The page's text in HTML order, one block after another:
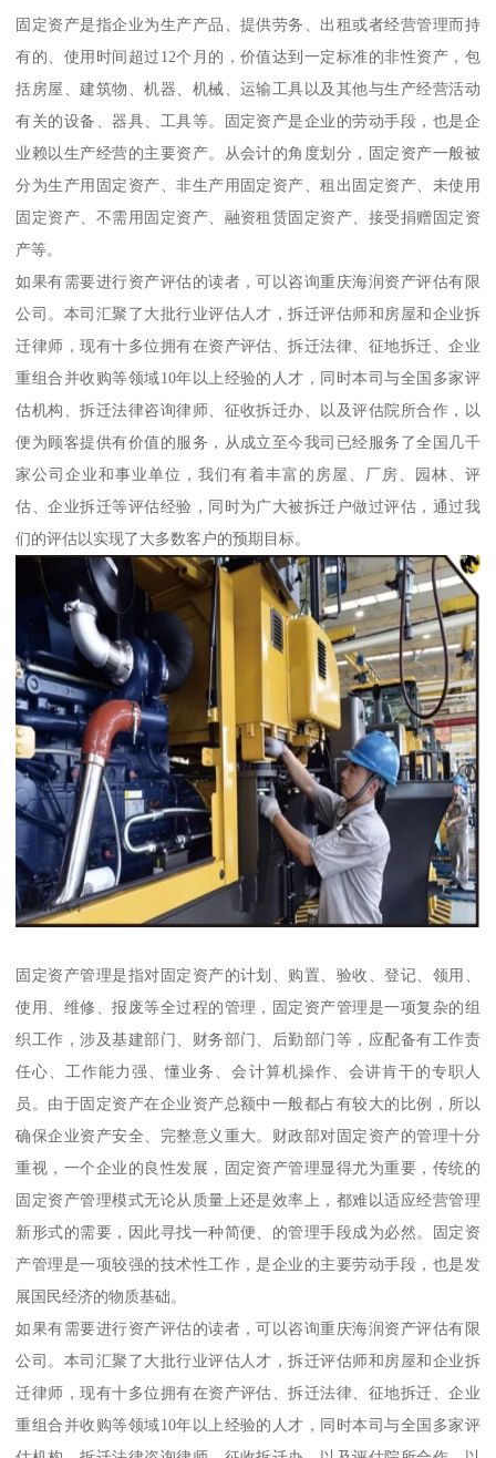
固定资产是指企业为生产产品、提供劳务、出租或者经营管理而持
有的、使用时间超过12个月的，价值达到一定标准的非性资产，包
括房屋、建筑物、机器、机械、运输工具以及其他与生产经营活动
有关的设备、器具、工具等。固定资产是企业的劳动手段，也是企
业赖以生产经营的主要资产。从会计的角度划分，固定资产一般被
分为生产用固定资产、非生产用固定资产、租出固定资产、未使用
固定资产、不需用固定资产、融资租赁固定资产、接受捐赠固定资
产等。
如果有需要进行资产评估的读者，可以咨询重庆海润资产评估有限
公司。本司汇聚了大批行业评估人才，拆迁评估师和房屋和企业拆
迁律师，现有十多位拥有在资产评估、拆迁法律、征地拆迁、企业
重组合并收购等领域10年以上经验的人才，同时本司与全国多家评
估机构、拆迁法律咨询律师、征收拆迁办、以及评估院所合作，以
便为顾客提供有价值的服务，从成立至今我司已经服务了全国几千
家公司企业和事业单位，我们有着丰富的房屋、厂房、园林、评
估、企业拆迁等评估经验，同时为广大被拆迁户做过评估，通过我
们的评估以实现了大多数客户的预期目标。
固定资产管理是指对固定资产的计划、购置、验收、登记、领用、
使用、维修、报废等全过程的管理，固定资产管理是一项复杂的组
织工作，涉及基建部门、财务部门、后勤部门等，应配备有工作责
任心、工作能力强、懂业务、会计算机操作、会讲肯干的专职人
员。由于固定资产在企业资产总额中一般都占有较大的比例，所以
确保企业资产安全、完整意义重大。财政部对固定资产的管理十分
重视，一个企业的良性发展，固定资产管理显得尤为重要，传统的
固定资产管理模式无论从质量上还是效率上，都难以适应经营管理
新形式的需要，因此寻找一种简便、的管理手段成为必然。固定资
产管理是一项较强的技术性工作，是企业的主要劳动手段，也是发
展国民经济的物质基础。
如果有需要进行资产评估的读者，可以咨询重庆海润资产评估有限
公司。本司汇聚了大批行业评估人才，拆迁评估师和房屋和企业拆
迁律师，现有十多位拥有在资产评估、拆迁法律、征地拆迁、企业
重组合并收购等领域10年以上经验的人才，同时本司与全国多家评